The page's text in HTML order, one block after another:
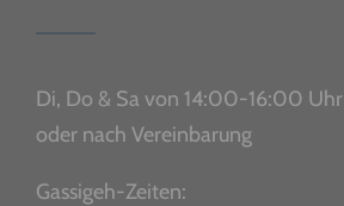
Di, Do & Sa von 14:00-16:00 Uhr
oder nach Vereinbarung
Gassigeh-Zeiten: